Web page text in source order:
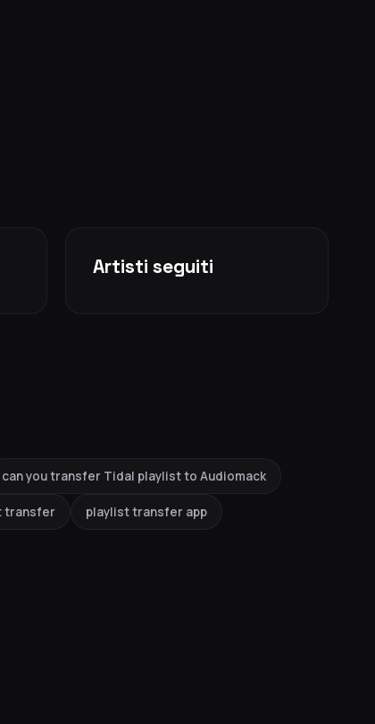
Artisti seguiti
can you transfer Tidal playlist to Audiomack
transfer playlist transfer app